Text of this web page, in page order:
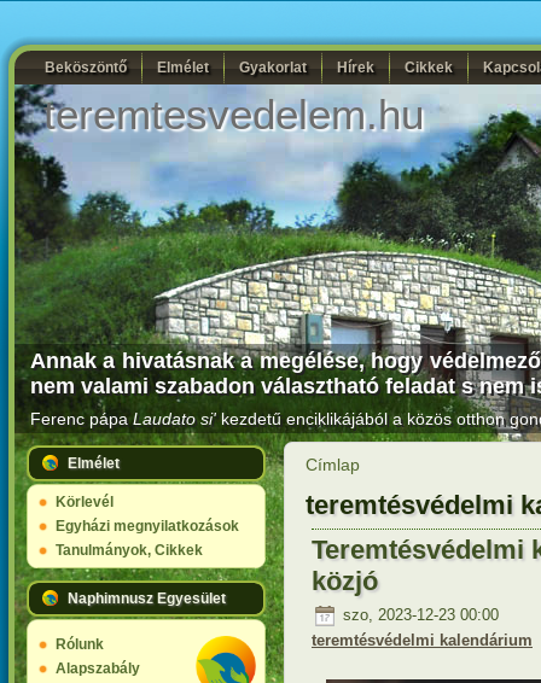
Beköszöntő Elmélet Gyakorlat Hírek Cikkek
teremtesvedelem.hu
Annak a hivatásnak a megélése, hogy
nem valami szabadon választható feladat s
Ferenc pápaLaudato si'kezdetű enciklikájából a közös otthon
Elmélet
Körlevél
Egyházi megnyilatkozások
Tanulmányok, Cikkek
Naphimnusz Egyesület
Rólunk
Alapszabály
Címlap
teremtésvédelmi
Teremtésvédelmi
közjó
szo, 2023-12-23 00:00
teremtésvédelmi kalendárium